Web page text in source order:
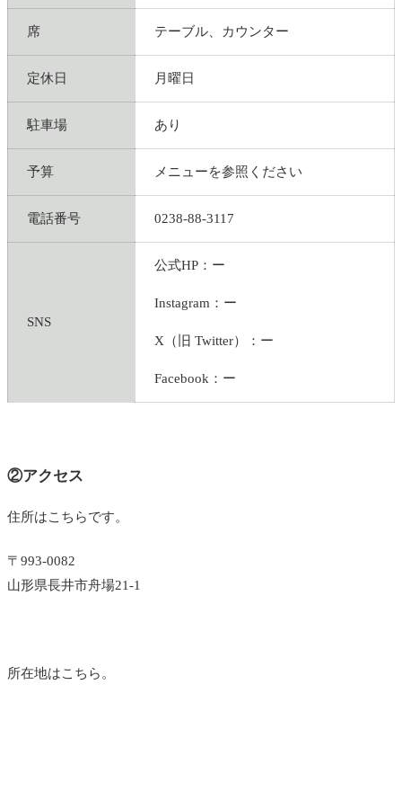
席 テーブル、カウンター
定休日 月曜日
駐車場 あり
予算 メニューを参照ください
電話番号 0238-88-3117
SNS
公式HP：ー
Instagram：ー
X（旧 Twitter）：ー
Facebook：ー
②アクセス
住所はこちらです。
〒993-0082
山形県長井市舟場21-1
所在地はこちら。